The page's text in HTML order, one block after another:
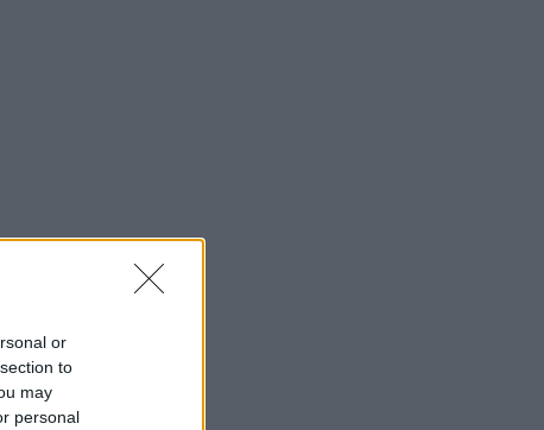
or
to
may
personal
– Η αποκάλυψη μέσα από
throwback φωτογραφία
SHOWBIZ
Μαρία Κορινθίου: «Είμαι
πιο συνειδητοποιημένη από